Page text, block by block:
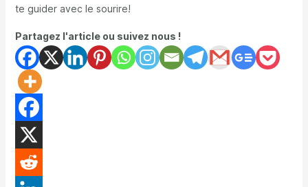
te guider avec le sourire!
Partagez l'article ou suivez nous !